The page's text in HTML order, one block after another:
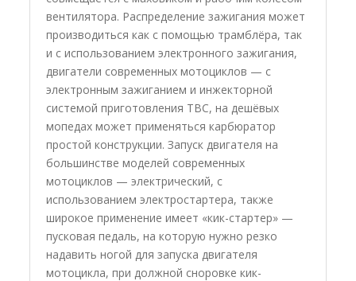
вентилятора. Распределение зажигания может
производиться как с помощью трамблёра, так
и с использованием электронного зажигания,
двигатели современных мотоциклов — с
электронным зажиганием и инжекторной
системой приготовления ТВС, на дешёвых
мопедах может применяться карбюратор
простой конструкции. Запуск двигателя на
большинстве моделей современных
мотоциклов — электрический, с
использованием электростартера, также
широкое применение имеет «кик-стартер» —
пусковая педаль, на которую нужно резко
надавить ногой для запуска двигателя
мотоцикла, при должной сноровке кик-